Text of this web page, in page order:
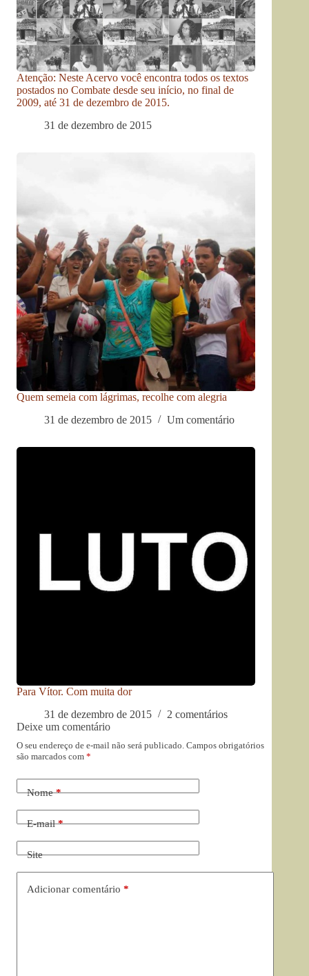
Atenção: Neste Acervo você encontra todos os textos
postados no Combate desde seu início, no final de
2009, até 31 de dezembro de 2015.
31 de dezembro de 2015
Quem semeia com lágrimas, recolhe com alegria
31 de dezembro de 2015
Um comentário
Para Vítor. Com muita dor
31 de dezembro de 2015
2 comentários
Deixe um comentário
O seu endereço de e-mail não será publicado. Campos obrigatórios
são marcados com *
Nome*
E-mail*
Site
Adicionar comentário *